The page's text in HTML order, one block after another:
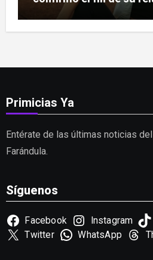
Primicias Ya
Entérate de las últimas noticias
Farándula.
Síguenos
Facebook Instagram
Twitter
WhatsApp